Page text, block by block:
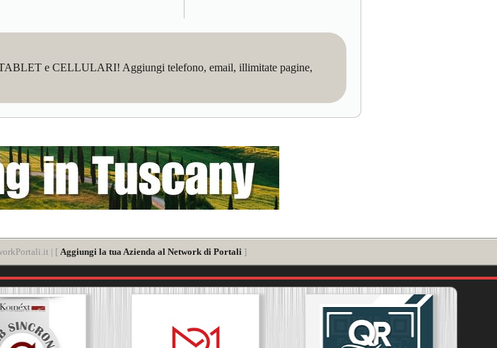
e CELLULARI! Aggiungi telefono, email, illimitate pagine,
| [ Aggiungi la tua Azienda al Network di Portali ]